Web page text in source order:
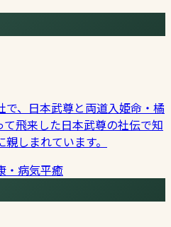
、日本武尊と両道入姫命・橘
飛来した日本武尊の社伝で知
しまれています。
・病気平癒